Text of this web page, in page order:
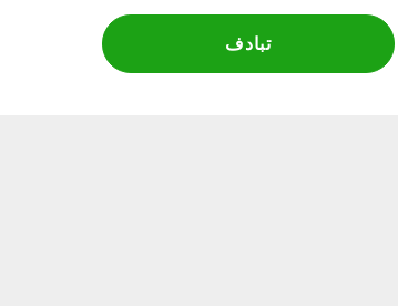
تبادف